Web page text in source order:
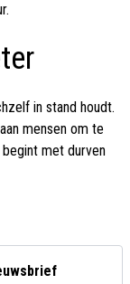
in stand houdt.
mensen om te
met durven